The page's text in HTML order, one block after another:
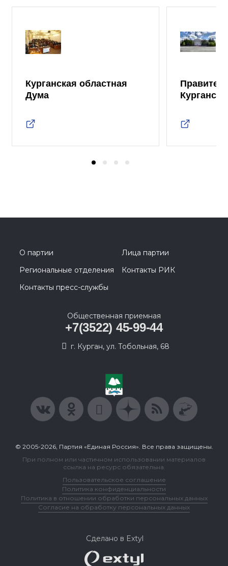
Курганская областная
Дума
О партии
Лица партии
Региональные отделения
Контакты РИК
Контакты пресс-службы
Общественная приемная
+7(3522) 45-99-44
г. Курган, ул. Тобольная, 68
© 2005-2026, Партия «Единая Россия». Все права защищены.
При полном или частичном использовании материалов
ссылка на ресурс обязательна.
Пользовательское соглашение
Политика конфиденциальности
Политика в отношении обработки персональных данных
Согласие на обработку персональных данных
Сделано в Extyl